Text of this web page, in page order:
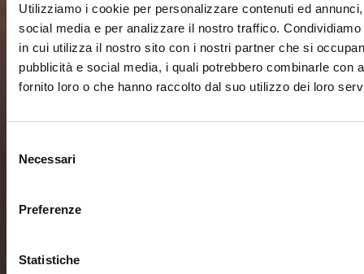
Utilizziamo i cookie per personalizzare contenuti ed
social media e per analizzare il nostro traffico.
in cui utilizza il nostro sito con i nostri partner che si
pubblicità e social media, i quali potrebbero combinarle con
fornito loro o che hanno raccolto dal suo utilizzo dei loro
delNecessari
Preferenze
Statistiche